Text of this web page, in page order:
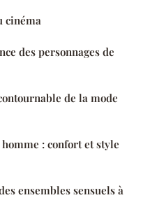
cinéma
des personnages de
de la mode
: confort et style
ensembles sensuels à